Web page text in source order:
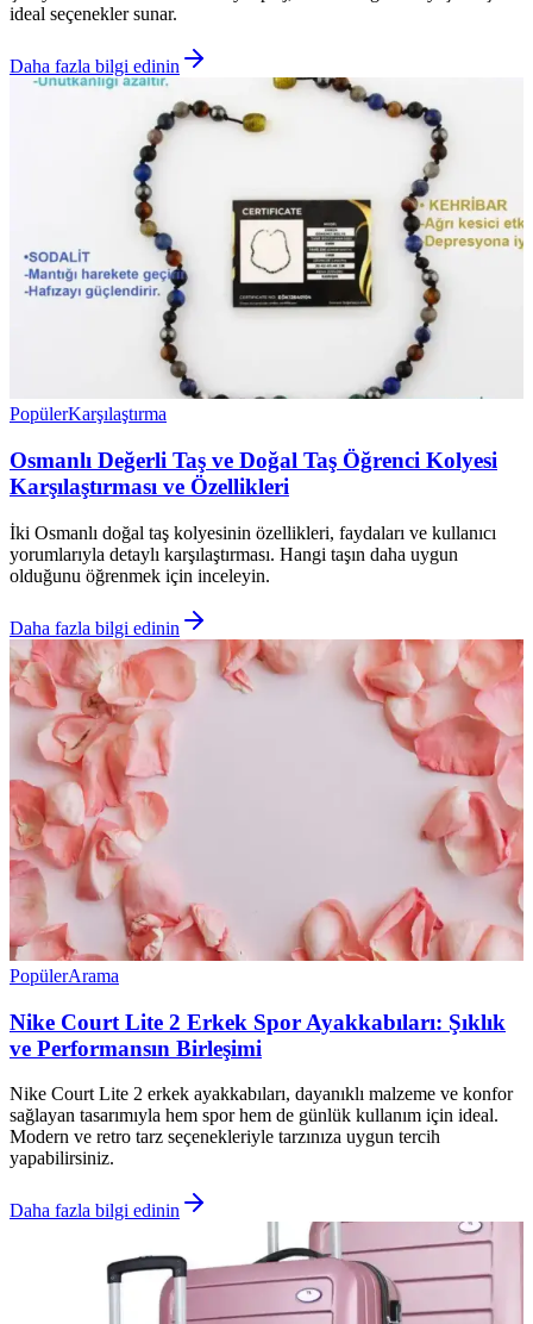
ideal seçenekler sunar.
Daha fazla bilgi edinin
PopülerKarşılaştırma
Osmanlı Değerli Taş ve Doğal Taş Öğrenci Kolyesi
Karşılaştırması ve Özellikleri
İki Osmanlı doğal taş kolyesinin özellikleri, faydaları ve kullanıcı
yorumlarıyla detaylı karşılaştırması. Hangi taşın daha uygun
olduğunu öğrenmek için inceleyin.
Daha fazla bilgi edinin
PopülerArama
Nike Court Lite 2 Erkek Spor Ayakkabıları: Şıklık
ve Performansın Birleşimi
Nike Court Lite 2 erkek ayakkabıları, dayanıklı malzeme ve konfor
sağlayan tasarımıyla hem spor hem de günlük kullanım için ideal.
Modern ve retro tarz seçenekleriyle tarzınıza uygun tercih
yapabilirsiniz.
Daha fazla bilgi edinin